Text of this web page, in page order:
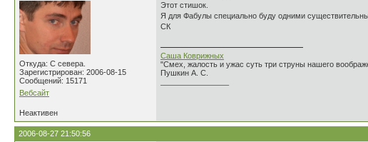
Откуда: С севера.
Зарегистрирован: 2006-08-15
Сообщений: 15171
Вебсайт
Этот стишок.
Я для Фабулы специально буду одними
СК
Саша Коврижных
"Смех, жалость и ужас суть три струны нашего
Пушкин А. С.
Неактивен
2006-08-27 21:50:56